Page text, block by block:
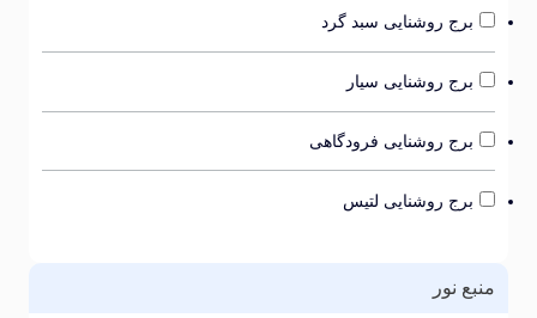
برج روشنایی سبد گرد
برج روشنایی سیار
برج روشنایی فرودگاهی
برج روشنایی لتیس
نور